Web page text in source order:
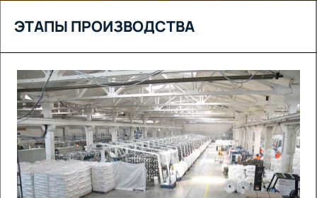
ЭТАПЫ ПРОИЗВОДСТВА